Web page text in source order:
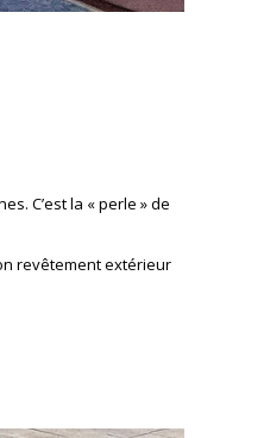
C’est la « perle » de
revêtement extérieur